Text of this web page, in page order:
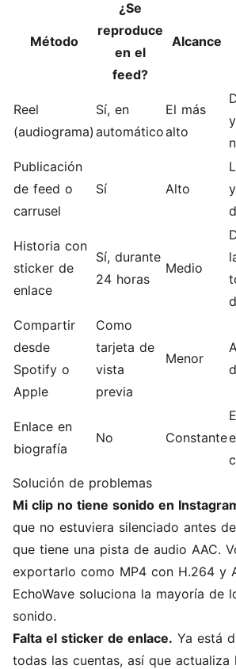
Método
¿Se
reproduce
en el
feed?
Alcance
Reel
(audiograma)
Sí, en
automático
El más
alto
Publicación
de feed o
carrusel
Sí Alto
Historia con
sticker de
enlace
Sí, durante
24 horas
Medio
Compartir
desde
Spotify o
Apple
Como
tarjeta de
vista
previa
Menor
Enlace en
biografía
No Constante
Solución de problemas
Mi clip no tiene sonido en
que no estuviera silenciado antes
que tiene una pista de audio AAC.
exportarlo como MP4 con H.264 y
EchoWave soluciona la mayoría de
sonido.
Falta el sticker de enlace. Ya está
todas las cuentas, así que actualiza